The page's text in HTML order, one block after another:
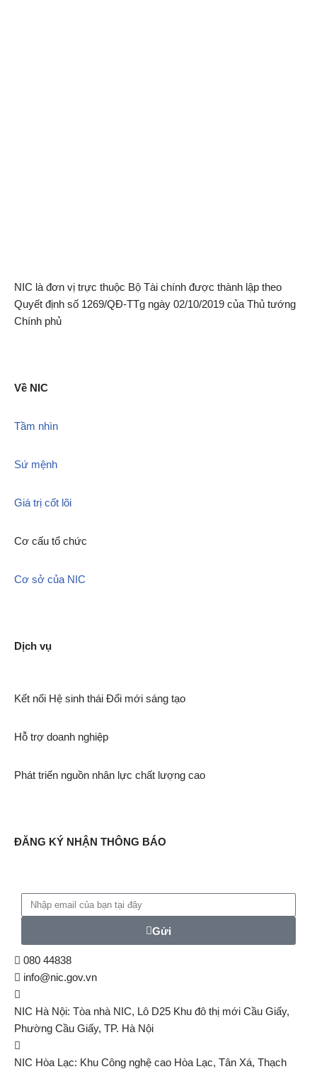
NIC là đơn vị trực thuộc Bộ Tài chính được thành lập theo
Quyết định số 1269/QĐ-TTg ngày 02/10/2019 của Thủ tướng
Chính phủ
Về NIC
Tầm nhìn
Sứ mệnh
Giá trị cốt lõi
Cơ cấu tổ chức
Cơ sở của NIC
Dịch vụ
Kết nối Hệ sinh thái Đổi mới sáng tạo
Hỗ trợ doanh nghiệp
Phát triển nguồn nhân lực chất lượng cao
ĐĂNG KÝ NHẬN THÔNG BÁO
Gửi
080 44838
info@nic.gov.vn
NIC Hà Nội: Tòa nhà NIC, Lô D25 Khu đô thị mới Cầu Giấy,
Phường Cầu Giấy, TP. Hà Nội
NIC Hòa Lạc: Khu Công nghệ cao Hòa Lạc, Tân Xá, Thạch